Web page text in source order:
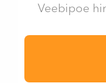
Veebipoe